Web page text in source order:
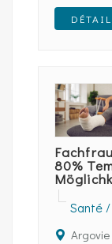
80%
Santé
Argovie